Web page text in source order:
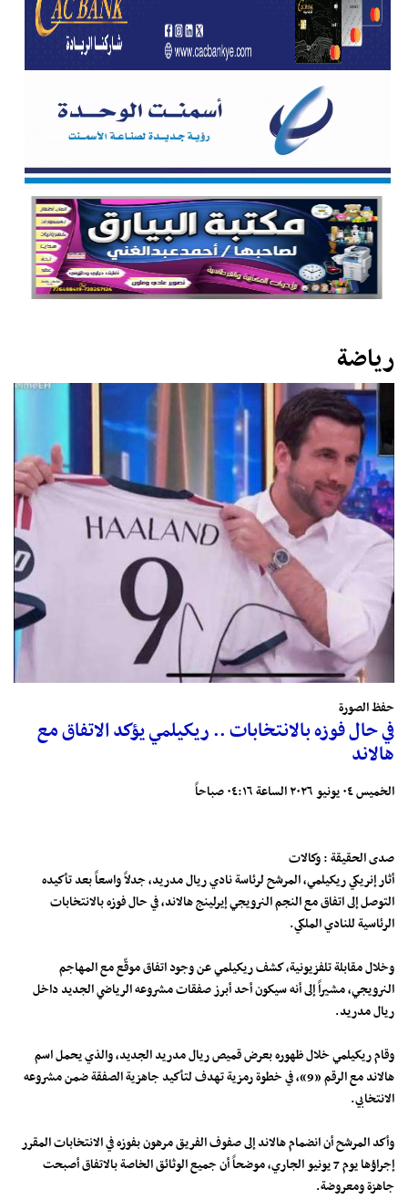
رياضة
حفظ الصورة
في حال فوزه بالانتخابات .. ريكيلمي يؤكد الاتفاق مع
هالاند
الخميس ٠٤ يونيو ٢٠٢٦ الساعة ٠٤:١٦ صباحاً
صدى الحقيقة : وكالات
أثار إنريكي ريكيلمي، المرشح لرئاسة نادي ريال مدريد، جدلاً واسعاً بعد تأكيده
التوصل إلى اتفاق مع النجم النرويجي إيرلينج هالاند، في حال فوزه بالانتخابات
الرئاسية للنادي الملكي.
وخلال مقابلة تلفزيونية، كشف ريكيلمي عن وجود اتفاق موقّع مع المهاجم
النرويجي، مشيراً إلى أنه سيكون أحد أبرز صفقات مشروعه الرياضي الجديد داخل
ريال مدريد.
وقام ريكيلمي خلال ظهوره بعرض قميص ريال مدريد الجديد، والذي يحمل اسم
هالاند مع الرقم «9»، في خطوة رمزية تهدف لتأكيد جاهزية الصفقة ضمن مشروعه
الانتخابي.
وأكد المرشح أن انضمام هالاند إلى صفوف الفريق مرهون بفوزه في الانتخابات المقرر
إجراؤها يوم 7 يونيو الجاري، موضحاً أن جميع الوثائق الخاصة بالاتفاق أصبحت
جاهزة ومعروضة.